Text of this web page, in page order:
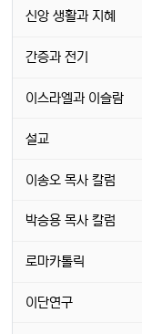
신앙 생활과 지혜
간증과 전기
이스라엘과 이슬람
설교
이송오 목사 칼럼
박승용 목사 칼럼
로마카톨릭
이단연구